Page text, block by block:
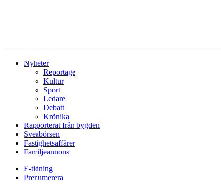
Nyheter
Reportage
Kultur
Sport
Ledare
Debatt
Krönika
Rapporterat från bygden
Sveabörsen
Fastighetsaffärer
Familjeannons
E-tidning
Prenumerera